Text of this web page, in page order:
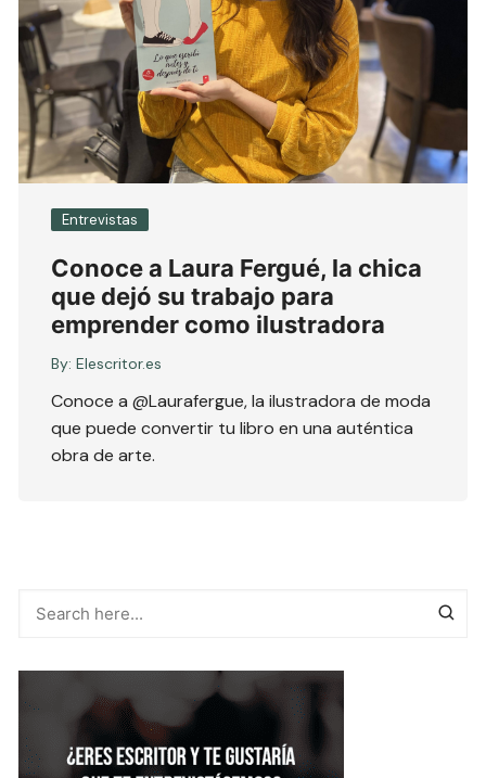
Entrevistas
Conoce a Laura Fergué, la chica
que dejó su trabajo para
emprender como ilustradora
By: Elescritor.es
Conoce a @Laurafergue, la ilustradora de moda
que puede convertir tu libro en una auténtica
obra de arte.